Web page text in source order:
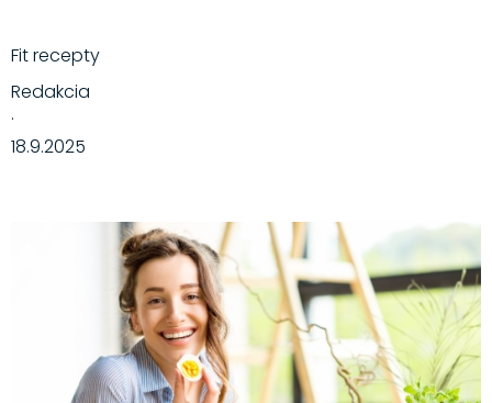
Fit recepty
Redakcia
·
18.9.2025